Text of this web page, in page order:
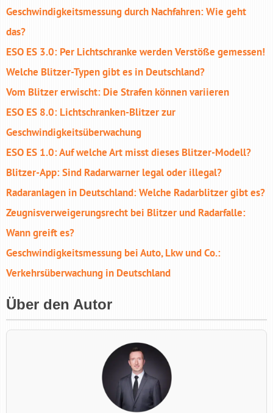
Geschwindigkeitsmessung durch Nachfahren: Wie geht
das?
ESO ES 3.0: Per Lichtschranke werden Verstöße gemessen!
Welche Blitzer-Typen gibt es in Deutschland?
Vom Blitzer erwischt: Die Strafen können variieren
ESO ES 8.0: Lichtschranken-Blitzer zur
Geschwindigkeitsüberwachung
ESO ES 1.0: Auf welche Art misst dieses Blitzer-Modell?
Blitzer-App: Sind Radarwarner legal oder illegal?
Radaranlagen in Deutschland: Welche Radarblitzer gibt es?
Zeugnisverweigerungsrecht bei Blitzer und Radarfalle:
Wann greift es?
Geschwindigkeitsmessung bei Auto, Lkw und Co.:
Verkehrsüberwachung in Deutschland
Über den Autor